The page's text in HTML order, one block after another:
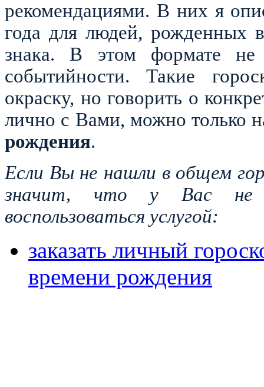
рекомендациями. В них я
года для людей, рожденных
знака. В этом формате не
событийности. Такие
окраску, но говорить о
лично с Вами, можно только
рождения.
Если Вы не нашли в общем
значит, что у Вас не
воспользоваться услугой:
заказать личный
времени рождения